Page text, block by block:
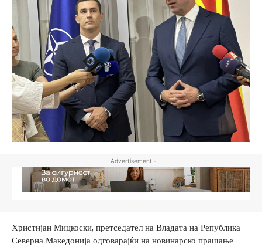
- Advertisement -
Христијан Мицкоски, претседател на Владата на Република
Северна Македонија одговарајќи на новинарско прашање